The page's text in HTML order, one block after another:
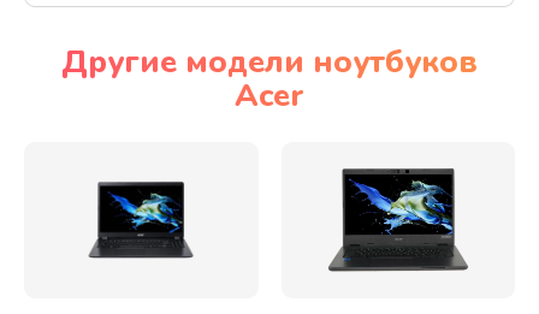
Настройка BIOS
Замена видеочипа
Другие модели ноутбуков
Acer